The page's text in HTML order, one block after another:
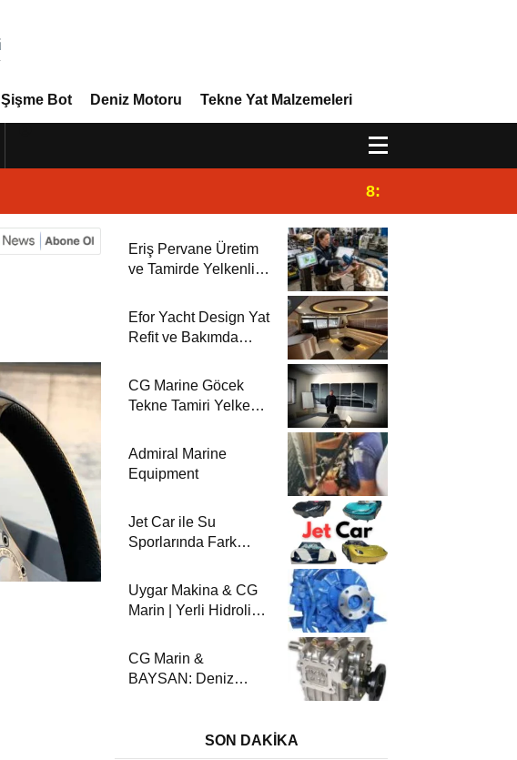
Şişme Bot Deniz Motoru Tekne Yat Malzemeleri
8:29
Eriş Pervane Üretim
ve Tamirde Yelkenli
Efor Yacht Design Yat
Refit ve Bakımda
CG Marine Göcek
Tekne Tamiri Yelkenli
Admiral Marine
Equipment
Jet Car ile Su
Sporlarında Fark
Uygar Makina & CG
Marin | Yerli Hidrolik
ve Deniz Motorları
CG Marin &
BAYSAN: Deniz
Güvenilir OrtaklıkSON DAKİKA